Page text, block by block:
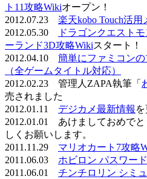
ト11攻略Wikiオープン！
2012.07.23 楽天kobo Touch活用
2012.05.30
ドラゴンクエスト
ーランド3D攻略Wikiスタート！
2012.04.10 簡単にファミコン
（全ゲームタイトル対応）
2012.02.23 管理人ZAPA執筆「
売されました
2012.01.11 デジカメ最新情報
2012.01.01 あけましておめで
しくお願いします。
2011.11.29 マリオカート7攻略
2011.06.03 ホビロン パスワー
2011.06.01 チンチロリン シミ